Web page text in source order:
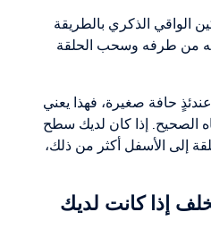
الواقي الذكري بالطريقة
من طرفه وسحب الحلقة
حافة صغيرة، فهذا يعني
الصحيح. إذا كان لديك سطح
إلى الأسفل أكثر من ذلك،
إذا كانت لديك